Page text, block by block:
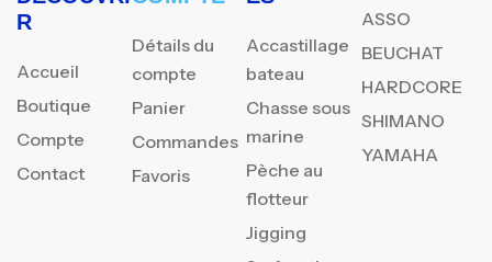
R
Accueil
Boutique
Compte
Contact
Détails du
compte
Panier
Commandes
Favoris
Accastillage
bateau
Chasse sous
marine
Pèche au
flotteur
Jigging
ASSO
BEUCHAT
HARDCORE
SHIMANO
YAMAHA